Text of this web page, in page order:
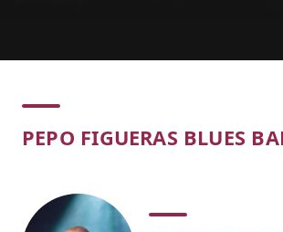
Concert
PEPO FIGUERAS BLUES